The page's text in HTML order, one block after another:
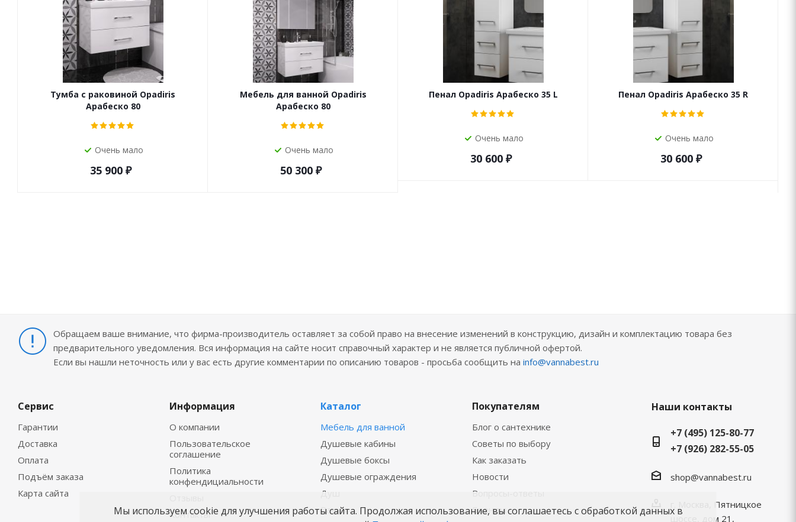
Тумба с раковиной Opadiris
Арабеско 80
Очень мало
35 900 ₽
Мебель для ванной Opadiris
Арабеско 80
Очень мало
50 300 ₽
Пенал Opadiris Арабеско 35 L
Очень мало
30 600 ₽
Пенал Opadiris Арабеско 35 R
Очень мало
30 600 ₽
Обращаем ваше внимание, что фирма-производитель оставляет за собой право на внесение изменений в конструкцию, дизайн и комплектацию товара без
предварительного уведомления. Вся информация на сайте носит справочный характер и не является публичной офертой.
Если вы нашли неточность или у вас есть другие комментарии по описанию товаров - просьба сообщить на info@vannabest.ru
Сервис
Гарантии
Доставка
Оплата
Подъём заказа
Карта сайта
Информация
О компании
Пользовательское
соглашение
Политика
конфендициальности
Контакты
Каталог
Мебель для ванной
Душевые кабины
Душевые боксы
Душевые ограждения
Душ
Ванны
Покупателям
Блог о сантехнике
Советы по выбору
Как заказать
Новости
Вопросы-ответы
Бренды
Наши контакты
+7 (495) 125-80-77
+7 (926) 282-55-05
shop@vannabest.ru
г. Москва, Пятницкое
шоссе, дом 21,
Мы используем cookie для улучшения работы сайта. Продолжая использование, вы соглашаетесь с обработкой данных в